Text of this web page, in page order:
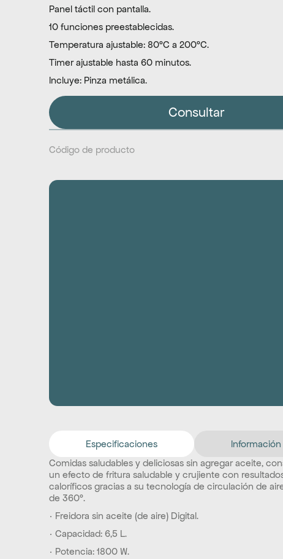
Panel táctil con pantalla.
10 funciones preestablecidas.
Temperatura ajustable: 80°C a 200°C.
Timer ajustable hasta 60 minutos.
Incluye: Pinza metálica.
Consultar
Código de producto
Especificaciones
Comidas saludables y deliciosas sin agregar aceite,
un efecto de fritura saludable y crujiente con
caloríficos gracias a su tecnología de circulación de
de 360°.
· Freidora sin aceite (de aire) Digital.
· Capacidad: 6,5 L.
· Potencia: 1800 W.